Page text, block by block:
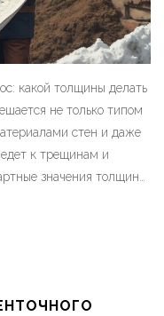
какой толщины делать
не только типом
стен и даже
к трещинам и
значения толщины,
и на чём можно